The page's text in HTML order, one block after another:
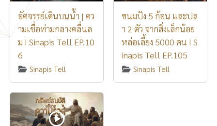
อัศจรรย์เดินบนน้ำ | คว
ามเชื่อท่ามกลางคลื่นล
ม I Sinapis Tell EP.10
6
Sinapis Tell
ขนมปัง 5 ก้อน และปล
า 2 ตัว จากสิ่งเล็กน้อย
หล่อเลี้ยง 5000 คน I S
inapis Tell EP.105
Sinapis Tell